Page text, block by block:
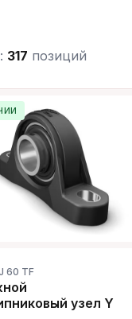
317 позиций
60 TF
узел Y